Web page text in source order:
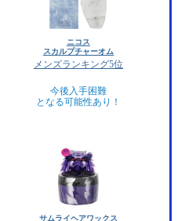
ニコス
スカルプチャーオム
メンズランキング5位
今後入手困難
となる可能性あり！
サムライヘアワックス